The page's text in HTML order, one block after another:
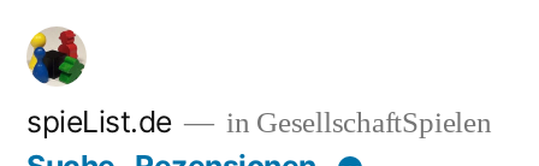
Zum
Inhalt
springen
spieList.de in GesellschaftSpielen